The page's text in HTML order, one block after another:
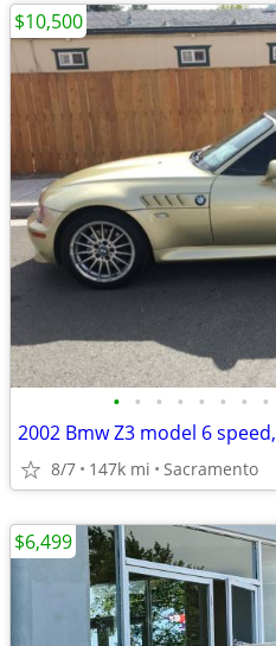
• • • • • • • •
2002 Bmw Z3 model 6 speed,
8/7 147k mi Sacramento
$10,500
$6,499